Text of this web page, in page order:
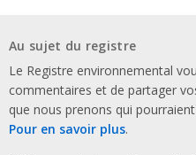
Au sujet du registre
Le Registre environnemental
commentaires et de partager
que nous prenons qui
Pour en savoir plus.